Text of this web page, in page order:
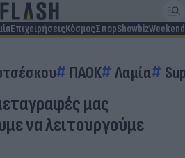
ΕπιχειρήσειςΚόσμοςΣπορShowbizWeekend
ΠΑΟΚ Λαμία
μας
να λειτουργούμε